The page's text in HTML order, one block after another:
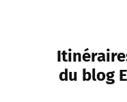
du blog